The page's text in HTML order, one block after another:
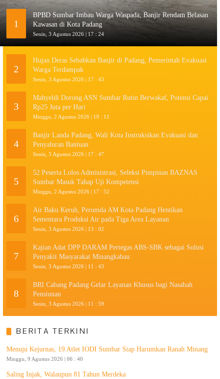
1
BPBD Sumbar Imbau Warga Waspada, Banjir Rendam Belasan
Kawasan di Kota Padang
Senin, 3 Agustus 2026 | 17 : 24
2
Hujan Deras Sebabkan Banjir di Padang, Pemerintah Evakuasi
Warga Terdampak
Senin, 3 Agustus 2026 | 17 : 43
3
Mahyeldi Dorong ASN Sumbar Rutin Berwakaf, Potensi Capai
Rp25 Juta per Hari
Minggu, 2 Agustus 2026 | 19 : 11
4
Banjir Landa Padang, Wali Kota Instruksikan Evakuasi dan
Penyaluran Bantuan
Senin, 3 Agustus 2026 | 17 : 47
5
52 Peserta Lolos Administrasi, Seleksi Pimpinan BAZNAS
Sumbar Masuk Tahap Uji Kompetensi
Minggu, 2 Agustus 2026 | 17 : 52
6
Air Baku Keruh, Perumda AM Kota Padang Hentikan
Sementara Produksi Air pada Tiga Area Layanan
Senin, 3 Agustus 2026 | 13 : 02
7
Kajian Adat DPP DARAM Pertegas ABS-SBK sebagai Solusi
Penyakit Masyarakat Minangkabau
Senin, 3 Agustus 2026 | 11 : 43
8
BRI Cabang Padang Gelar Layanan Khusus bagi Nasabah
Pensiunan
Senin, 3 Agustus 2026 | 11 : 59
BERITA TERKINI
Menuju Kejurnas, 19 Atlet IODI Sumbar Siap Harumkan Ranah Minang
Minggu, 9 Agustus 2026 | 06 : 40
Saling Injak, Walaupun 81 Tahun Merdeka